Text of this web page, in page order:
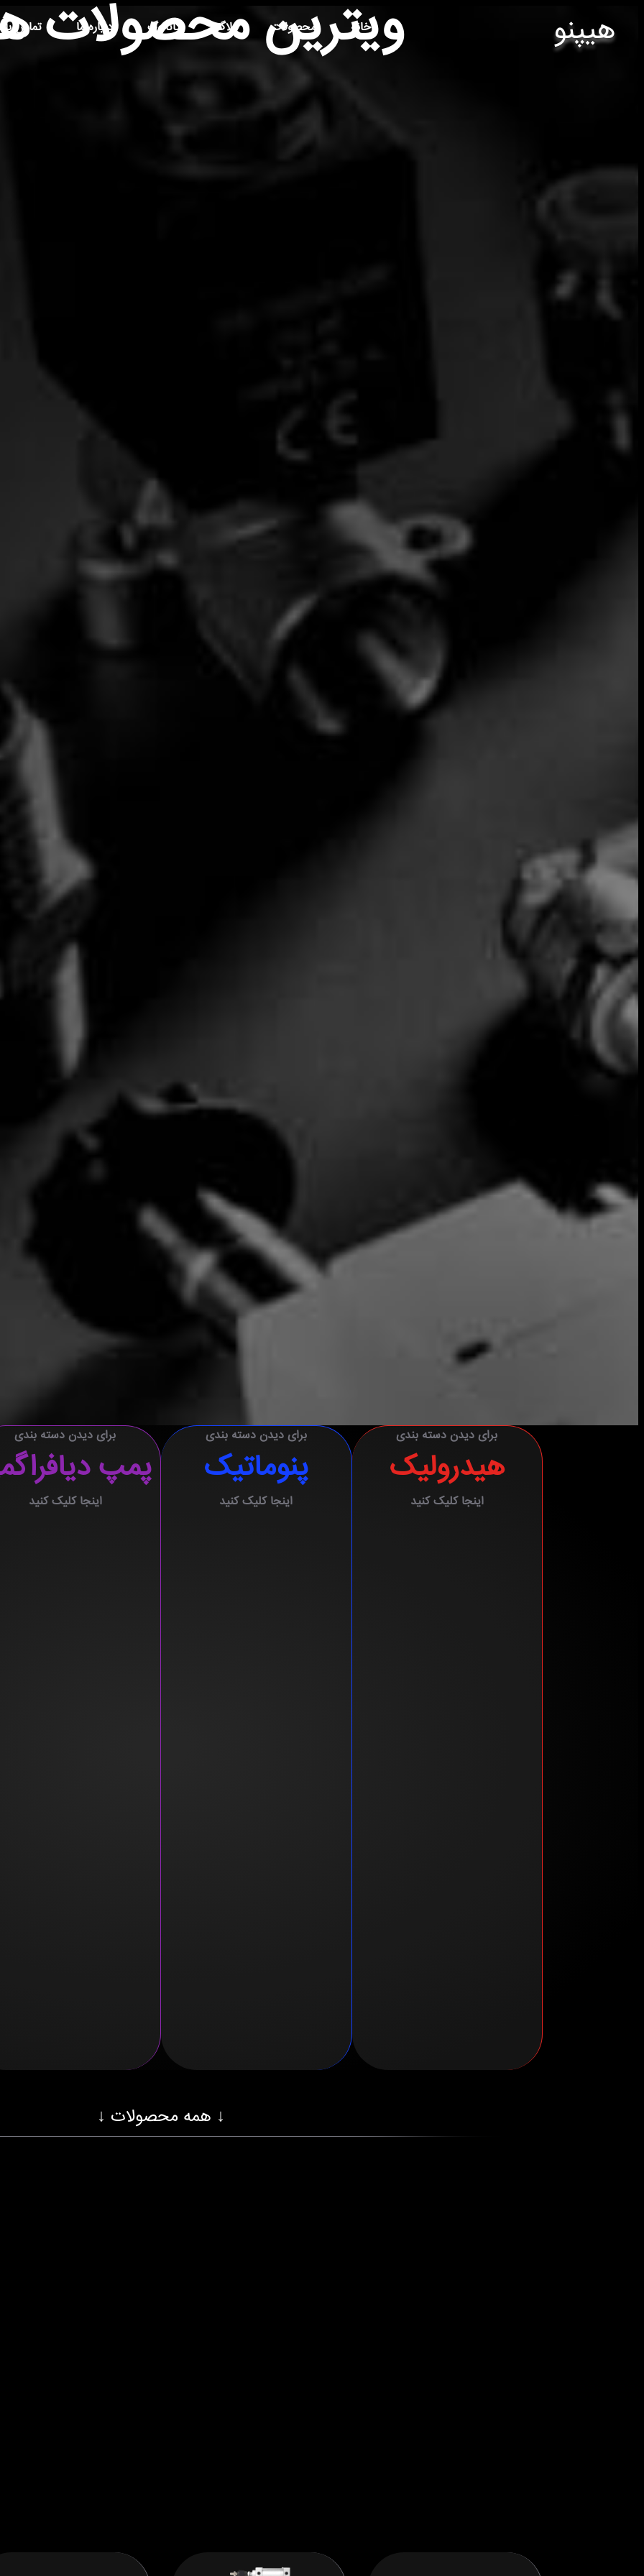
هیپنو خانه محصولات بلاگ کاتالوگ درباره ما تماس با ویترین محصولات
برای دیدن دسته بندی
هیدرولیک
اینجا کلیک کنید
برای دیدن دسته بندی
پنوماتیک
اینجا کلیک کنید
برای دیدن دسته بندی
پمپ
اینجا کلیک کنید
↓ همه محصولات ↓